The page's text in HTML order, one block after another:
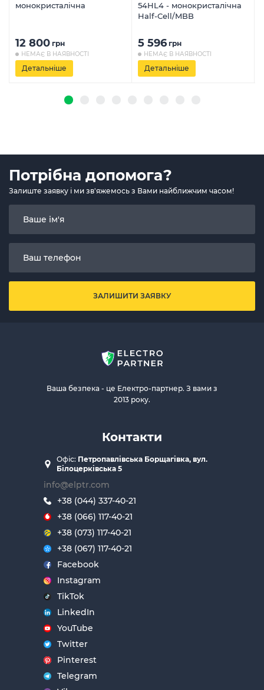
монокристалічна
12 800 грн
НЕМАЄ В НАЯВНОСТІ
Детальніше
54HL4 - монокристалічна
Half-Cell/MBB
5 596 грн
НЕМАЄ В НАЯВНОСТІ
Детальніше
Потрібна допомога?
Залиште заявку і ми зв'яжемось з Вами найближчим часом!
ЗАЛИШИТИ ЗАЯВКУ
Ваша безпека - це Електро-партнер. З вами з
2013 року.
Контакти
Офіс: Петропавлівська Борщагівка, вул.
Білоцерківська 5
info@elptr.com
+38 (044) 337-40-21
+38 (066) 117-40-21
+38 (073) 117-40-21
+38 (067) 117-40-21
Facebook
Instagram
TikTok
LinkedIn
YouTube
Twitter
Pinterest
Telegram